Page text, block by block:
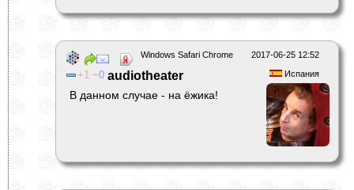
2017-06-25 12:52
Windows Safari Chrome
Испания
1 0 audiotheater
В данном случае - на ёжика!